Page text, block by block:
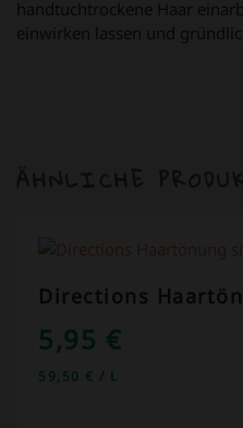
handtuchtrockene Haar
einwirken lassen und
Directions
5,95 €
59,50 € / L